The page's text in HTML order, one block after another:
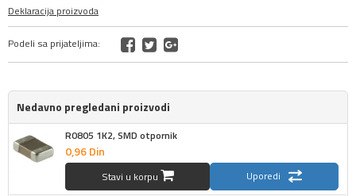
Deklaracija proizvoda
Podeli sa prijateljima:
Nedavno pregledani proizvodi
R0805 1K2, SMD otpornik
0,96Din
Stavi u korpu Uporedi